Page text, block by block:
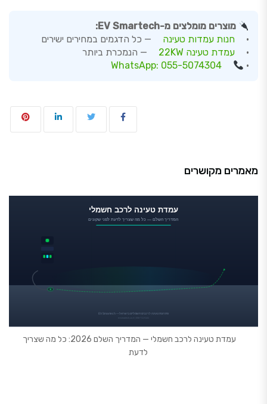
מוצרים מומלצים מ-EV Smartech:
•
חנות עמדות טעינה
— כל הדגמים במחירים ישירים
•
עמדת טעינה 22KW
— הנמכרת ביותר
•
WhatsApp: 055-5074304
מאמרים מקושרים
עמדת טעינה לרכב חשמלי — המדריך השלם 2026: כל מה שצריך
לדעת